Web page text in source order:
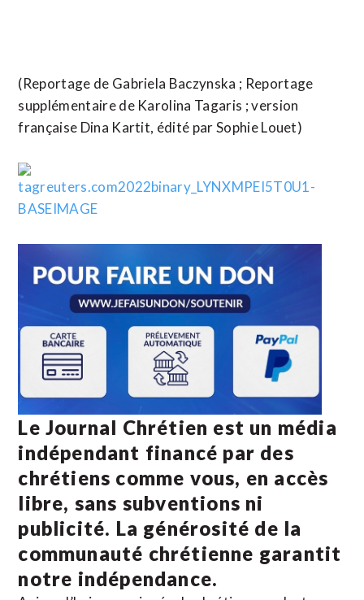
(Reportage de Gabriela Baczynska ; Reportage
supplémentaire de Karolina Tagaris ; version
française Dina Kartit, édité par Sophie Louet)
Le Journal Chrétien est un média
indépendant financé par des
chrétiens comme vous, en accès
libre, sans subventions ni
publicité. La générosité de la
communauté chrétienne garantit
notre indépendance.